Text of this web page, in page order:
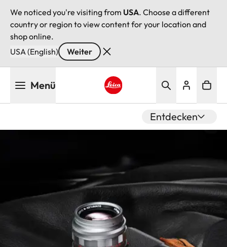
We noticed you're visiting from USA. Choose a different
country or region to view content for your location and
shop online.
USA (English)
Weiter
Menü
Entdecken